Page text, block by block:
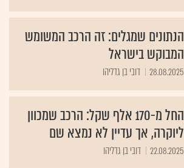
הנתונים שמגלים: זה הרכב המשומש
המבוקש בישראל
28.08.2025 דובי בן גדליהו
החל מ-170 אלף שקל: הרכב שמכוון
ליוקרה, אך עדיין לא נמצא שם
22.08.2025 דובי בן גדליהו